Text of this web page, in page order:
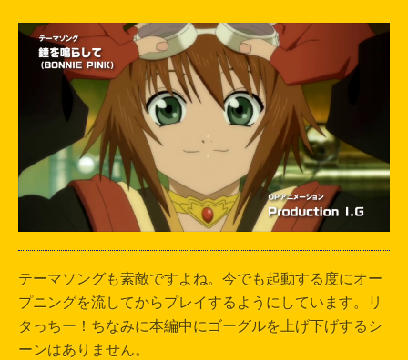
テーマソングも素敵ですよね。今でも起動する度にオー
プニングを流してからプレイするようにしています。リ
タっちー！ちなみに本編中にゴーグルを上げ下げするシ
ーンはありません。